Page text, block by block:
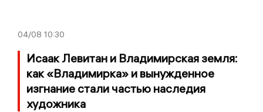
04/08 10:30
Исаак Левитан и Владимирская земля:
как «Владимирка» и вынужденное
изгнание стали частью наследия
художника